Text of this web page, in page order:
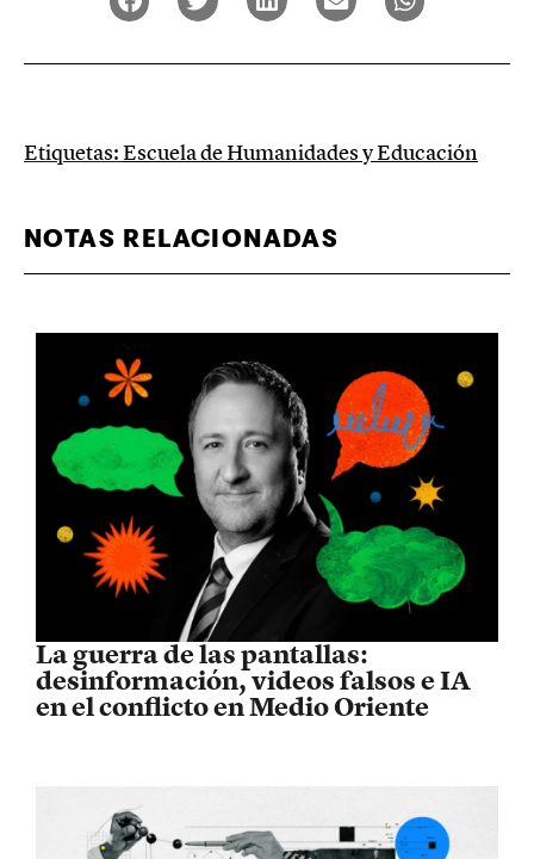
Etiquetas:Escuela de Humanidades y Educación
NOTAS RELACIONADAS
La guerra de las pantallas:
desinformación, videos falsos e IA
en el conflicto en Medio Oriente